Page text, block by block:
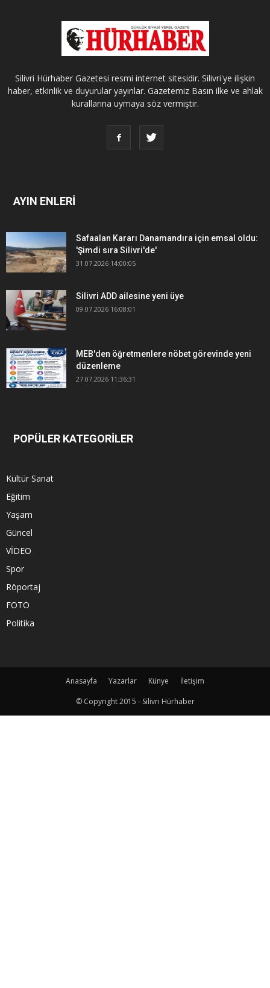
Silivri Hürhaber Gazetesi resmi internet sitesidir. Silivri'ye ilişkin
haber, etkinlik ve duyurular yayınlar. Gazetemiz Basın ilke ve ahlak
kurallarına uymaya söz vermiştir.
AYIN ENLERİ
Safaalan Kararı Danamandıra için emsal oldu:
'Şimdi sıra Silivri'de'
31.07.2026 14:00:05
Silivri ADD ailesine yeni üye
09.07.2026 16:08:01
MEB'den öğretmenlere nöbet görevinde yeni
düzenleme
27.07.2026 11:36:31
POPÜLER KATEGORİLER
Kültür Sanat
Eğitim
Yaşam
Güncel
VİDEO
Spor
Röportaj
FOTO
Politika
Anasayfa Yazarlar Künye
İletişim
© Copyright 2015 - Silivri Hürhaber